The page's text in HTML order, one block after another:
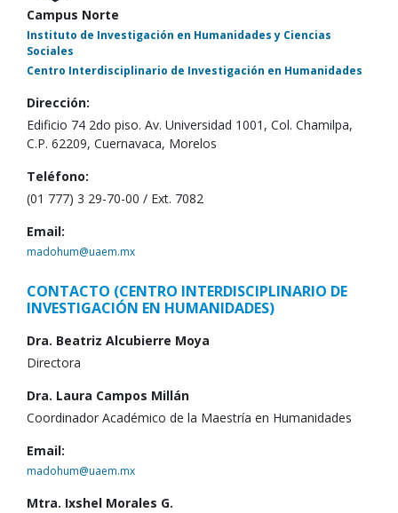
Campus Norte
Instituto de Investigación en Humanidades y Ciencias
Sociales
Centro Interdisciplinario de Investigación en Humanidades
Dirección:
Edificio 74 2do piso. Av. Universidad 1001, Col. Chamilpa,
C.P. 62209, Cuernavaca, Morelos
Teléfono:
(01 777) 3 29-70-00 / Ext. 7082
Email:
madohum@uaem.mx
CONTACTO (CENTRO INTERDISCIPLINARIO DE
INVESTIGACIÓN EN HUMANIDADES)
Dra. Beatriz Alcubierre Moya
Directora
Dra. Laura Campos Millán
Coordinador Académico de la Maestría en Humanidades
Email:
madohum@uaem.mx
Mtra. Ixshel Morales G.